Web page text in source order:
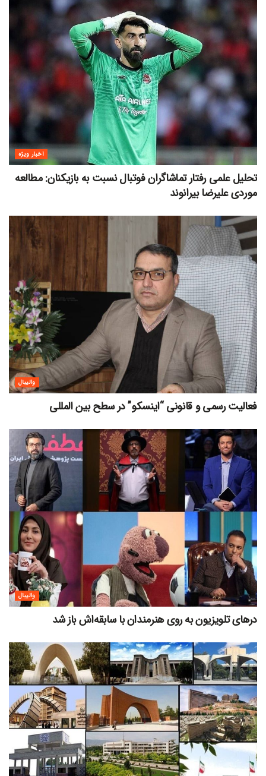
اخبار ویژه
تحلیل علمی رفتار تماشاگران فوتبال نسبت به بازیکنان: مطالعه
موردی علیرضا بیرانوند
والیبال
فعالیت رسمی و قانونی “اینسکو” در سطح بین المللی
والیبال
درهای تلویزیون به روی هنرمندان با سابقه‌اش باز شد